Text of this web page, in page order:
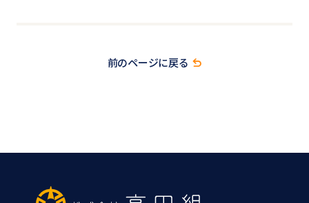
前のページに戻る